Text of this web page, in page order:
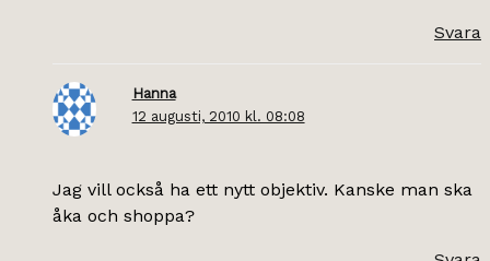
Svara
Hanna
12 augusti, 2010 kl. 08:08
Jag vill också ha ett nytt objektiv. Kanske man ska
åka och shoppa?